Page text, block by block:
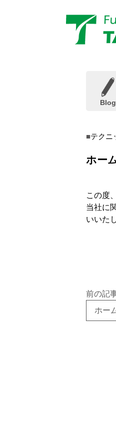
Blog
テクニ
ホー
この度
当社に
いいた
前の記
ホー